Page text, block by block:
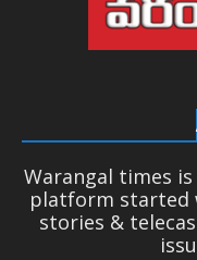
Warangal times
platform started
stories &